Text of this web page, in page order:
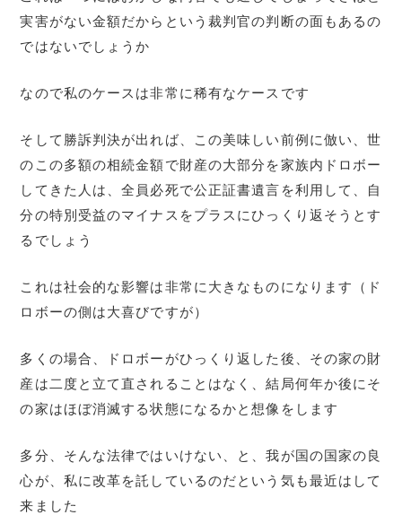
実害がない金額だからという裁判官の判断の面もあるの
ではないでしょうか
なので私のケースは非常に稀有なケースです
そして勝訴判決が出れば、この美味しい前例に倣い、世
のこの多額の相続金額で財産の大部分を家族内ドロボー
してきた人は、全員必死で公正証書遺言を利用して、自
分の特別受益のマイナスをプラスにひっくり返そうとす
るでしょう
これは社会的な影響は非常に大きなものになります（ド
ロボーの側は大喜びですが）
多くの場合、ドロボーがひっくり返した後、その家の財
産は二度と立て直されることはなく、結局何年か後にそ
の家はほぼ消滅する状態になるかと想像をします
多分、そんな法律ではいけない、と、我が国の国家の良
心が、私に改革を託しているのだという気も最近はして
来ました